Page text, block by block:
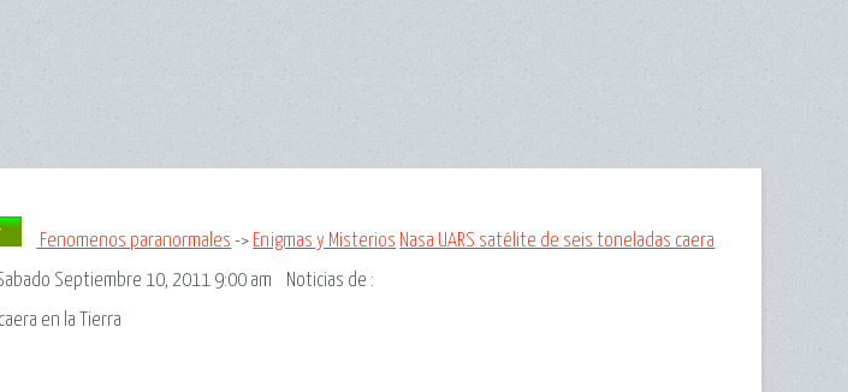
Fenomenos paranormales -> Enigmas y Misterios Nasa UARS satélite de seis toneladas caera
Septiembre 10, 2011 9:00 am Noticias de :
en la Tierra